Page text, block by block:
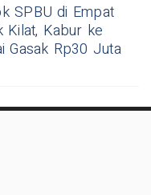
SPBU di Empat
Kilat, Kabur ke
Gasak Rp30 Juta